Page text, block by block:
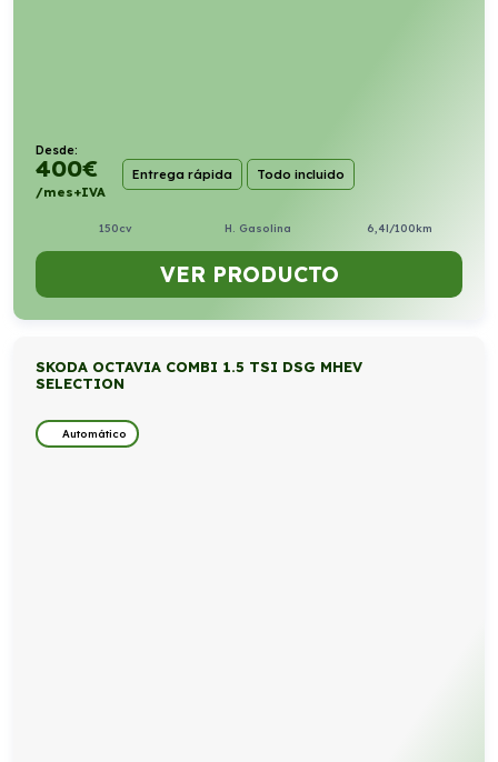
Desde:
400€
/mes+IVA
Entrega rápida Todo incluido
150cv H. Gasolina 6,4l/100km
VER PRODUCTO
SKODA OCTAVIA COMBI 1.5 TSI DSG MHEV
SELECTION
Automático